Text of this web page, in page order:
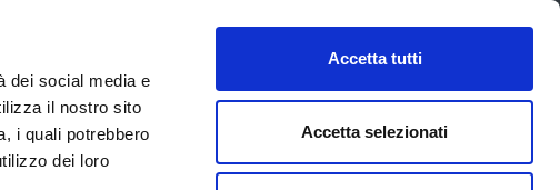
dei social media e
il nostro sito
i quali potrebbero
dei loro
Accetta tutti
Accetta selezionati
CONTATTI URP SERVIZI ONLINE
Seguici su FacebookTwitterInstagram
LinkedIn
cerca nel sito